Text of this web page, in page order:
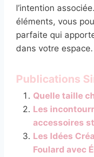
l’intention
éléments, vous
parfaite qui
dans votre espace.
Publications
Quelle taille
Les
accessoires
Les Idées
Foulard avec